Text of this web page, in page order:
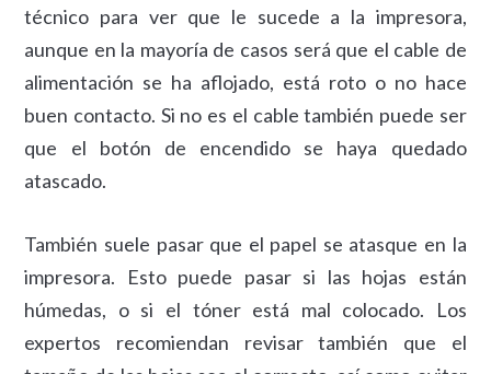
técnico para ver que le sucede a la impresora,
aunque en la mayoría de casos será que el cable de
alimentación se ha aflojado, está roto o no hace
buen contacto. Si no es el cable también puede ser
que el botón de encendido se haya quedado
atascado.
También suele pasar que el papel se atasque en la
impresora. Esto puede pasar si las hojas están
húmedas, o si el tóner está mal colocado. Los
expertos recomiendan revisar también que el